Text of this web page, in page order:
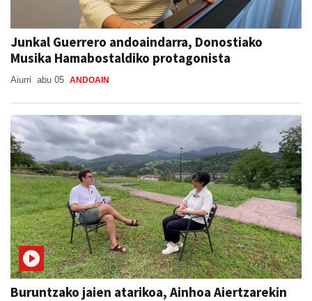
Junkal Guerrero andoaindarra, Donostiako
Musika Hamabostaldiko protagonista
Aiurri abu 05 ANDOAIN
Buruntzako jaien atarikoa, Ainhoa Aiertzarekin